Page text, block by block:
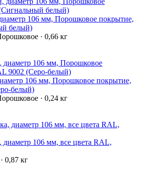
106 мм, Порошковое покрытие,
белый)
· 0,66 кг
106 мм, Порошковое покрытие,
белый)
· 0,24 кг
диаметр 106 мм, все цвета RAL,
0,87 кг